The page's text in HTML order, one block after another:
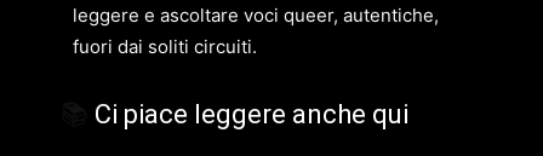
leggere e ascoltare voci queer, autentiche,
fuori dai soliti circuiti.
Ci piace leggere anche qui